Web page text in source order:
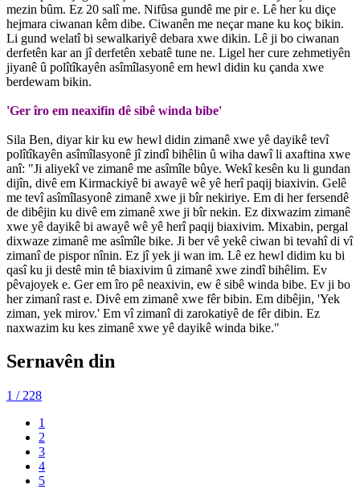
mezin bûm. Ez 20 salî me. Nifûsa gundê me pir e. Lê her ku diçe
hejmara ciwanan kêm dibe. Ciwanên me neçar mane ku koç bikin.
Li gund welatî bi sewalkariyê debara xwe dikin. Lê ji bo ciwanan
derfetên kar an jî derfetên xebatê tune ne. Ligel her cure zehmetiyên
jiyanê û polîtîkayên asîmîlasyonê em hewl didin ku çanda xwe
berdewam bikin.
'Ger îro em neaxifin dê sibê winda bibe'
Sila Ben, diyar kir ku ew hewl didin zimanê xwe yê dayikê tevî
polîtîkayên asîmîlasyonê jî zindî bihêlin û wiha dawî li axaftina xwe
anî: "Ji aliyekî ve zimanê me asîmîle bûye. Wekî kesên ku li gundan
dijîn, divê em Kirmackiyê bi awayê wê yê herî paqij biaxivin. Gelê
me tevî asîmîlasyonê zimanê xwe ji bîr nekiriye. Em di her fersendê
de dibêjin ku divê em zimanê xwe ji bîr nekin. Ez dixwazim zimanê
xwe yê dayikê bi awayê wê yê herî paqij biaxivim. Mixabin, pergal
dixwaze zimanê me asîmîle bike. Ji ber vê yekê ciwan bi tevahî di vî
zimanî de pispor nînin. Ez jî yek ji wan im. Lê ez hewl didim ku bi
qasî ku ji destê min tê biaxivim û zimanê xwe zindî bihêlim. Ev
pêvajoyek e. Ger em îro pê neaxivin, ew ê sibê winda bibe. Ev ji bo
her zimanî rast e. Divê em zimanê xwe fêr bibin. Em dibêjin, 'Yek
ziman, yek mirov.' Em vî zimanî di zarokatiyê de fêr dibin. Ez
naxwazim ku kes zimanê xwe yê dayikê winda bike."
Sernavên din
1 / 228
1
2
3
4
5